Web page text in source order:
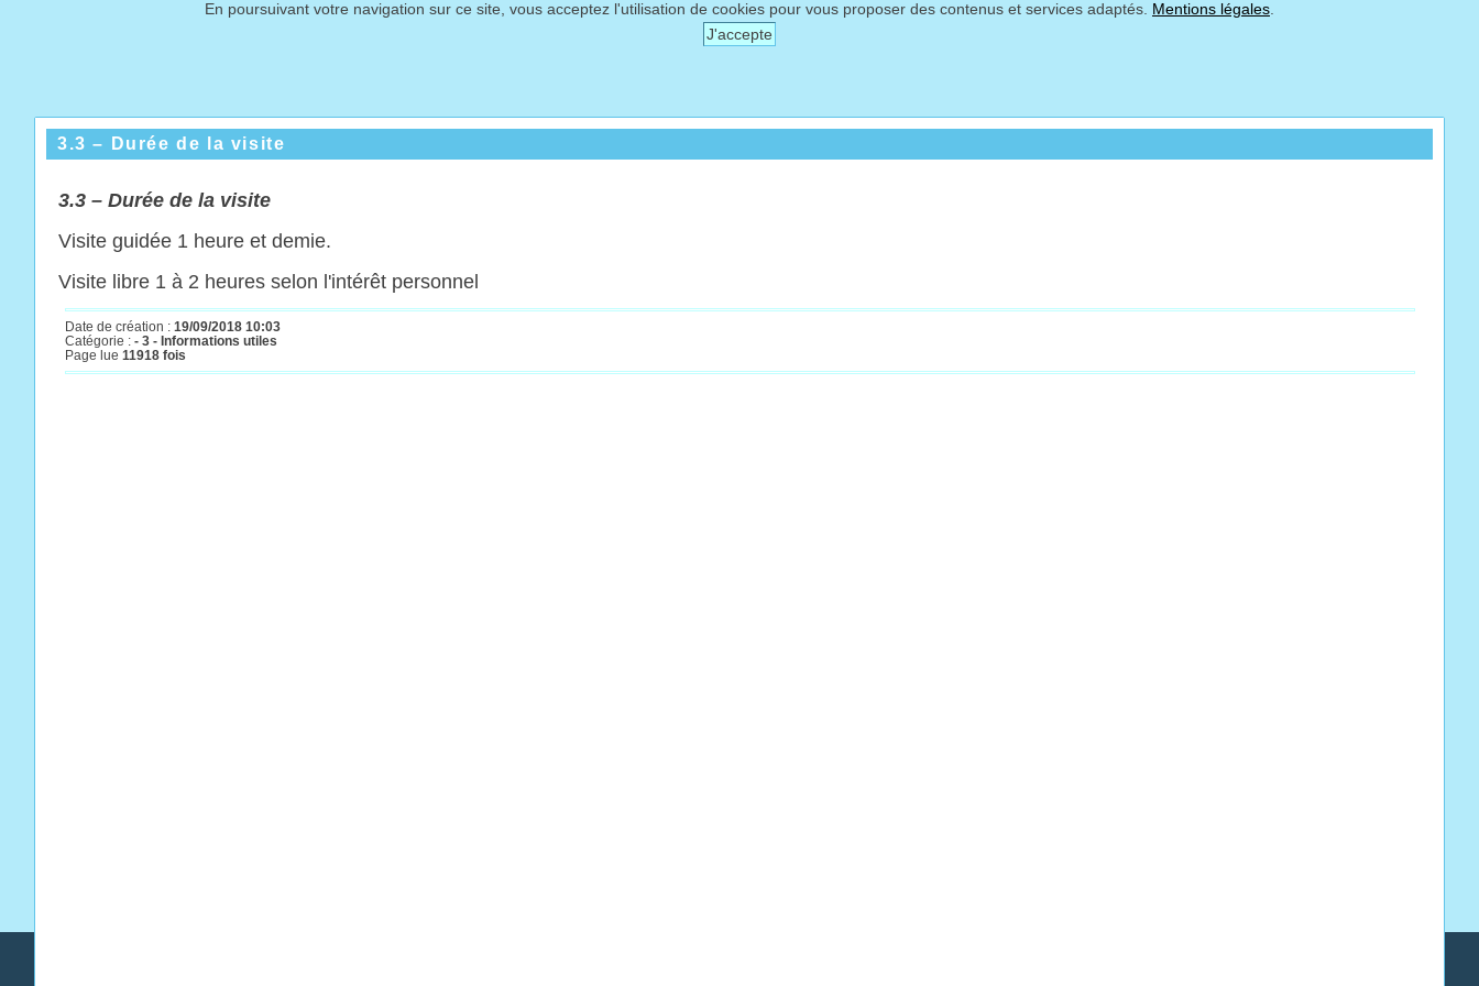
En poursuivant votre navigation sur ce site, vous acceptez l'utilisation de cookies pour vous proposer des contenus et services adaptés. Mentions légales
J'accepte
3.3 – Durée de la visite
3.3 – Durée de la visite
Visite guidée 1 heure et demie.
Visite libre 1 à 2 heures selon l'intérêt personnel
Date de création : 19/09/2018 10:03
Catégorie : - 3 - Informations utiles
Page lue 11918 fois